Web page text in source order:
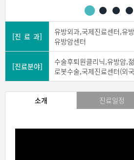
[진 료 과]
유방외과,국제진료센터,유
유방암센터
[진료분야]
수술후퇴원클리닉,유방암,
로봇수술,국제진료센터(외
소개 진료일정